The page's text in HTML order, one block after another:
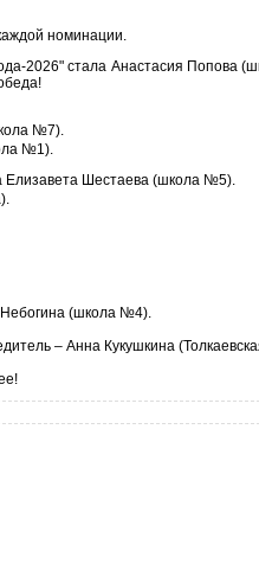
номинации.
2026" стала Анастасия Попова
№7).
№1).
Елизавета Шестаева (школа №5).
(школа №4).
– Анна Кукушкина